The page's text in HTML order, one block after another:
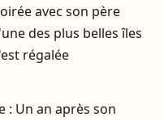
avec son père
des plus belles îles
régalée
: Un an après son